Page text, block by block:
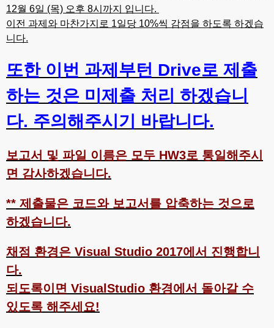
12월 6일 (목) 오후 8시까지 입니다.
이전 과제와 마찬가지로 1일당 10%씩 감점을 하도록 하겠습
니다.
또한 이번 과제부턴 Drive로 제출
하는 것은 미제출 처리 하겠습니
다. 주의해주시기 바랍니다.
보고서 및 파일 이름은 모두 HW3로 통일해주시
면 감사하겠습니다.
** 제출물은 코드와 보고서를 압축하는 것으로
하겠습니다.
채점 환경은 Visual Studio 2017에서 진행합니
다.
되도록이면 VisualStudio 환경에서 돌아갈 수
있도록 해주세요!